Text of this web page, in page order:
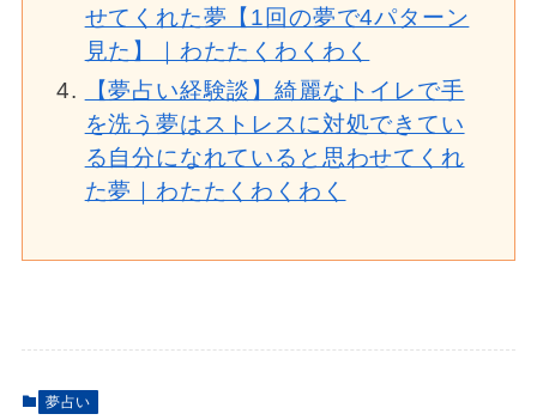
せてくれた夢【1回の夢で4パターン
見た】｜わたたくわくわく
【夢占い経験談】綺麗なトイレで手
を洗う夢はストレスに対処できてい
る自分になれていると思わせてくれ
た夢｜わたたくわくわく
夢占い